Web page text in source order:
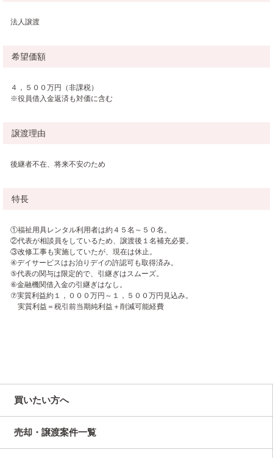
法人譲渡
希望価額
４，５００万円（非課税）
※役員借入金返済も対価に含む
譲渡理由
後継者不在、将来不安のため
特長
①福祉用具レンタル利用者は約４５名～５０名。
②代表が相談員をしているため、譲渡後１名補充必要。
③改修工事も実施していたが、現在は休止。
④デイサービスはお泊りデイの許認可も取得済み。
⑤代表の関与は限定的で、引継ぎはスムーズ。
⑥金融機関借入金の引継ぎはなし。
⑦実質利益約１，０００万円～１，５００万円見込み。
実質利益＝税引前当期純利益＋削減可能経費
買いたい方へ
売却・譲渡案件一覧